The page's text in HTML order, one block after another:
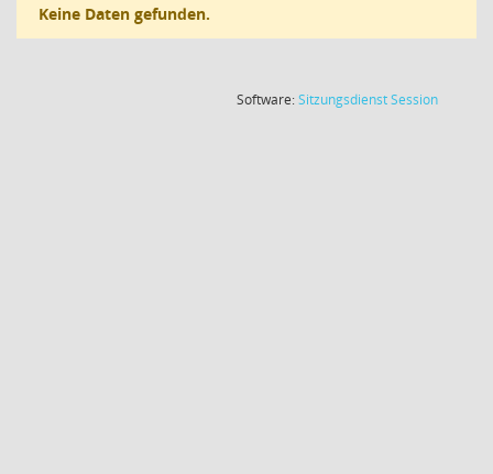
Keine Daten gefunden.
Software:SitzungsdienstSession(Wird in